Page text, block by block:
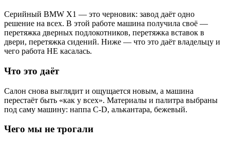
Серийный BMW X1 — это черновик: завод даёт одно
решение на всех. В этой работе машина получила своё —
перетяжка дверных подлокотников, перетяжка вставок в
двери, перетяжка сидений. Ниже — что это даёт владельцу и
чего работа НЕ касалась.
Что это даёт
Салон снова выглядит и ощущается новым, а машина
перестаёт быть «как у всех». Материалы и палитра выбраны
под саму машину: наппа C-D, алькантара, бежевый.
Чего мы не трогали